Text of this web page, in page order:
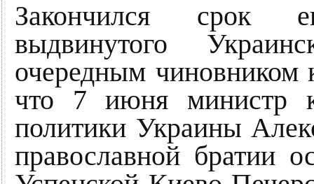
Закончился срок
выдвинутого
очередным чиновником
что 7 июня министр
политики Украины
православной братии